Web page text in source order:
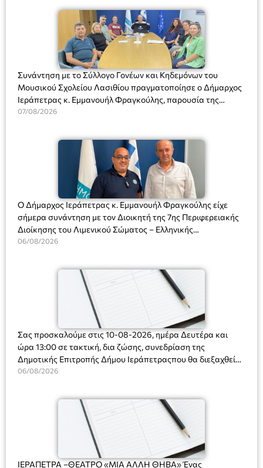
Συνάντηση με το Σύλλογο Γονέων και Κηδεμόνων του
Μουσικού Σχολείου Λασιθίου πραγματοποίησε ο Δήμαρχος
Ιεράπετρας κ. Εμμανουήλ Φραγκούλης, παρουσία της
Διευθύντριας του σχολείου κας Μαριάννας Χαΐτα.
07/08/2026
Ο Δήμαρχος Ιεράπετρας κ. Εμμανουήλ Φραγκούλης είχε
σήμερα συνάντηση με τον Διοικητή της 7ης Περιφερειακής
Διοίκησης του Λιμενικού Σώματος – Ελληνικής
Ακτοφυλακής (Λ.Σ.-ΕΛ.ΑΚΤ.), Αρχιπλοίαρχο Λ.Σ. κ. Ιωάννη
06/08/2026
Σας προσκαλούμε στις 10-08-2026, ημέρα Δευτέρα και
ώρα 13:00 σε τακτική, δια ζώσης, συνεδρίαση της
Δημοτικής Επιτροπής Δήμου Ιεράπετραςπου θα διεξαχθεί
στο Δημοτικό Κατάστημα, Δημοκρατίας 31 στην αίθουσα
και λήψη αποφάσεων στα παρακάτω θέματα:
06/08/2026
ΙΕΡΑΠΕΤΡΑ –ΘΕΑΤΡΟ «ΜΙΑ ΑΛΛΗ ΘΗΒΑ» Ένας